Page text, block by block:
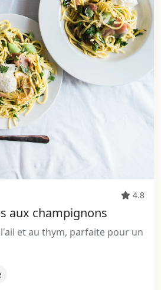
4.8
aux champignons
et au thym, parfaite pour un